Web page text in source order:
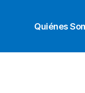
Quiénes